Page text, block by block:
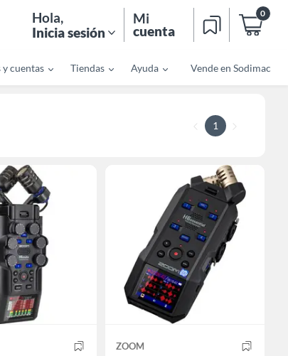
Hola,
Inicia sesión
Mi
cuenta
0
y cuentas Tiendas Ayuda Vende en Sodimac
1
ZOOM